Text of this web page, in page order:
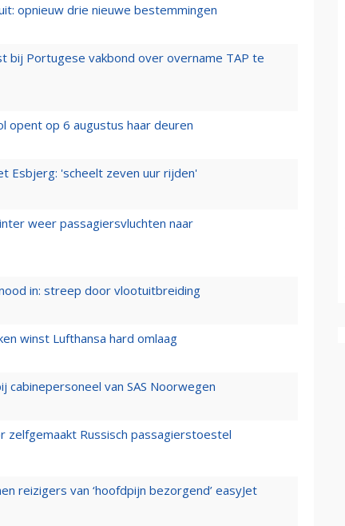
opnieuw drie nieuwe bestemmingen
bij Portugese vakbond over overname TAP te
opent op 6 augustus haar deuren
Esbjerg: 'scheelt zeven uur rijden'
weer passagiersvluchten naar
in: streep door vlootuitbreiding
winst Lufthansa hard omlaag
cabinepersoneel van SAS Noorwegen
zelfgemaakt Russisch passagierstoestel
reizigers van ‘hoofdpijn bezorgend’ easyJet